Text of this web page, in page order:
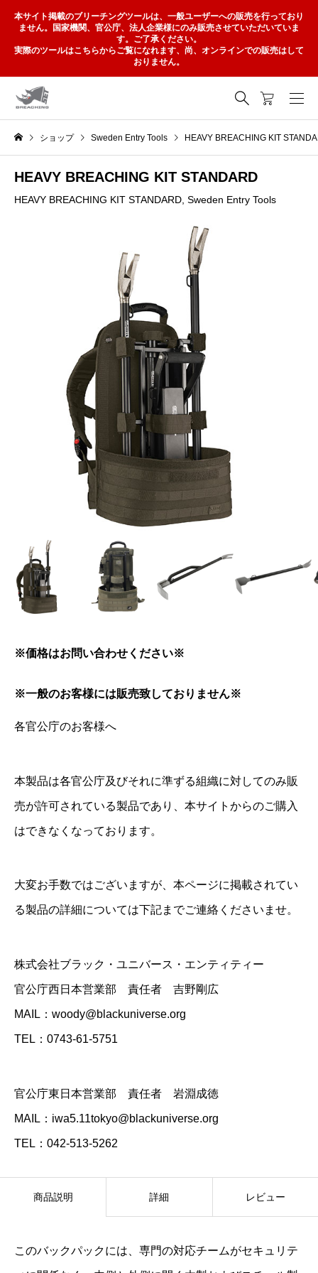
本サイト掲載のブリーチングツールは、一般ユーザーへの販売を行っており
ません。国家機関、官公庁、法人企業様にのみ販売させていただいていま
す。ご了承ください。
実際のツールはこちらからご覧になれます、尚、オンラインでの販売はして
おりません。
ショップ Sweden Entry Tools HEAVY BREACHING KIT
HEAVY BREACHING KIT STANDARD
HEAVY BREACHING KIT STANDARD, Sweden Entry Tools
※価格はお問い合わせください※
※一般のお客様には販売致しておりません※
各官公庁のお客様へ
本製品は各官公庁及びそれに準ずる組織に対してのみ販
売が許可されている製品であり、本サイトからのご購入
はできなくなっております。
大変お手数ではございますが、本ページに掲載されてい
る製品の詳細については下記までご連絡くださいませ。
株式会社ブラック・ユニバース・エンティティー
官公庁西日本営業部 責任者 吉野剛広
MAIL：woody@blackuniverse.org
TEL：0743-61-5751
官公庁東日本営業部 責任者 岩淵成徳
MAIL：iwa5.11tokyo@blackuniverse.org
TEL：042-513-5262
商品説明 詳細 レビュー
このバックパックには、専門の対応チームがセキュリテ